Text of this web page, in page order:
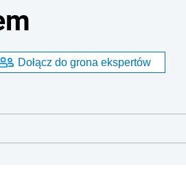
Dołącz do grona ekspertów